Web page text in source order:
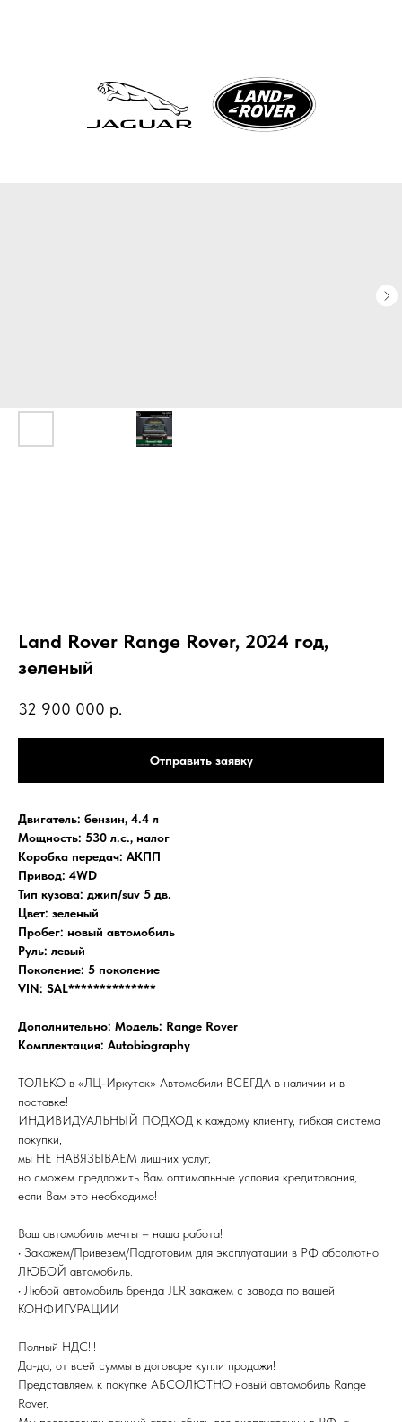
Land Rover Range Rover, 2024 год,
зеленый
32 900 000 р.
Отправить заявку
Двигатель: бензин, 4.4 л
Мощность: 530 л.с., налог
Коробка передач: АКПП
Привод: 4WD
Тип кузова: джип/suv 5 дв.
Цвет: зеленый
Пробег: новый автомобиль
Руль: левый
Поколение: 5 поколение
VIN: SAL**************
Дополнительно: Модель: Range Rover
Комплектация: Autobiography
ТОЛЬКО в «ЛЦ-Иркутск» Автомобили ВСЕГДА в наличии и в
поставке!
ИНДИВИДУАЛЬНЫЙ ПОДХОД к каждому клиенту, гибкая система
покупки,
мы НЕ НАВЯЗЫВАЕМ лишних услуг,
но сможем предложить Вам оптимальные условия кредитования,
если Вам это необходимо!
Ваш автомобиль мечты – наша работа!
• Закажем/Привезем/Подготовим для эксплуатации в РФ абсолютно
ЛЮБОЙ автомобиль.
• Любой автомобиль бренда JLR закажем с завода по вашей
КОНФИГУРАЦИИ
Полный НДС!!!
Да-да, от всей суммы в договоре купли продажи!
Представляем к покупке АБСОЛЮТНО новый автомобиль Range
Rover.